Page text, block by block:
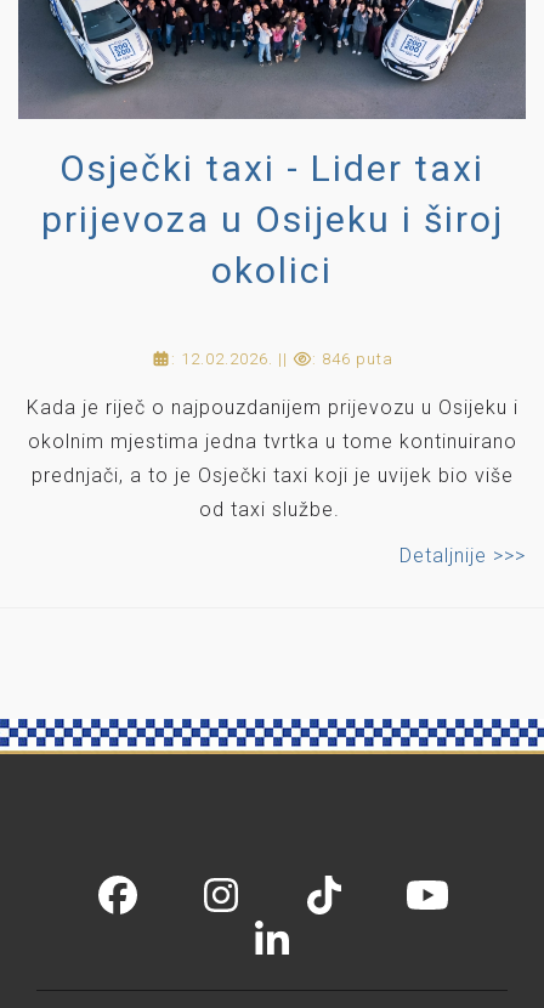
Osječki taxi - Lider taxi
prijevoza u Osijeku i široj
okolici
: 12.02.2026. || : 846 puta
Kada je riječ o najpouzdanijem prijevozu u Osijeku i
okolnim mjestima jedna tvrtka u tome kontinuirano
prednjači, a to je Osječki taxi koji je uvijek bio više
od taxi službe.
Detaljnije >>>